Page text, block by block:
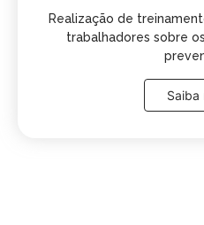
Realização de
trabalhadores sobre
Saiba